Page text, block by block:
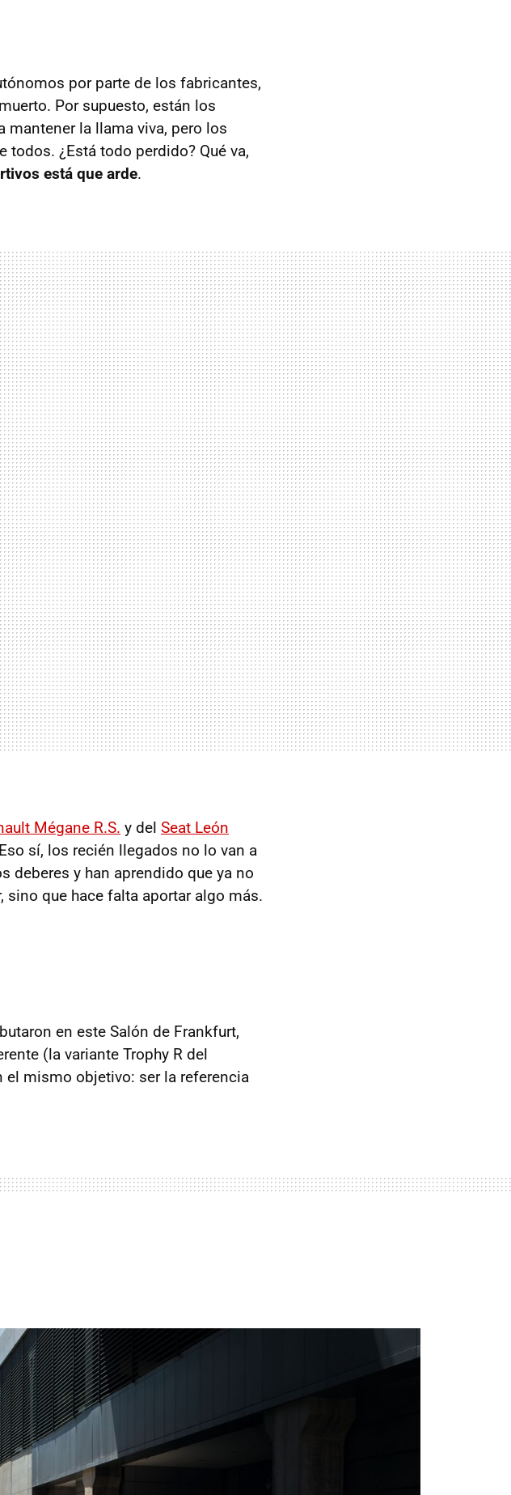
por parte de los fabricantes,
Por supuesto, están los
la llama viva, pero los
¿Está todo perdido? Qué va,
está que arde.
Mégane R.S. y del Seat León
sí, los recién llegados no lo van a
deberes y han aprendido que ya no
que hace falta aportar algo más.
en este Salón de Frankfurt,
(la variante Trophy R del
el mismo objetivo: ser la referencia